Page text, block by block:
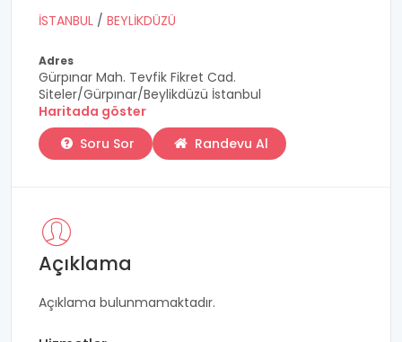
İSTANBUL / BEYLİKDÜZÜ
Adres
Gürpınar Mah. Tevfik Fikret Cad.
Siteler/Gürpınar/Beylikdüzü İstanbul
Haritada göster
Soru Sor
Randevu Al
Açıklama
Açıklama bulunmamaktadır.